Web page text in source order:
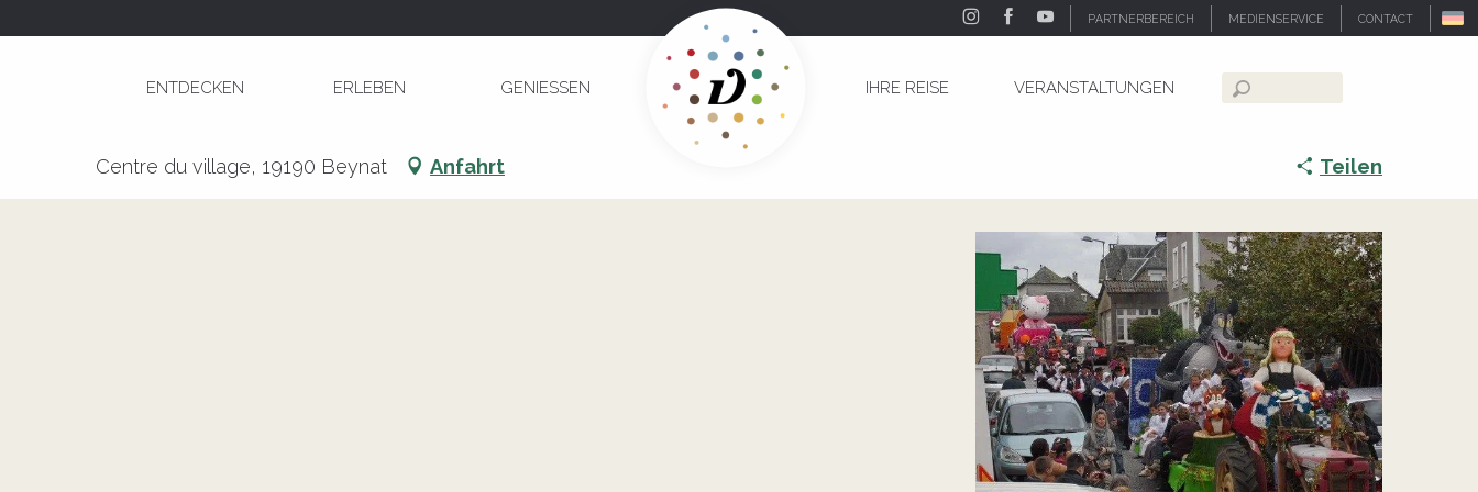
PARTNERBEREICH MEDIENSERVICE CONTACT
ENTDECKEN ERLEBEN GENIESSEN IHRE REISE VERANSTALTUNGEN
Suche
Centre du village, 19190 Beynat Anfahrt Teilen